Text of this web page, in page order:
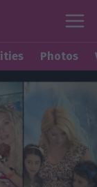
Photos